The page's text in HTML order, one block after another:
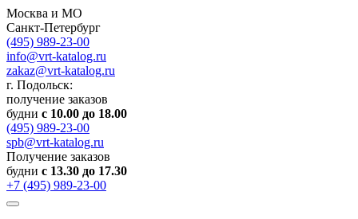
Москва и МО
Санкт-Петербург
(495) 989-23-00
info@vrt-katalog.ru
zakaz@vrt-katalog.ru
г. Подольск:
получение заказов
будни с 10.00 до 18.00
(495) 989-23-00
spb@vrt-katalog.ru
Получение заказов
будни с 13.30 до 17.30
+7 (495) 989-23-00